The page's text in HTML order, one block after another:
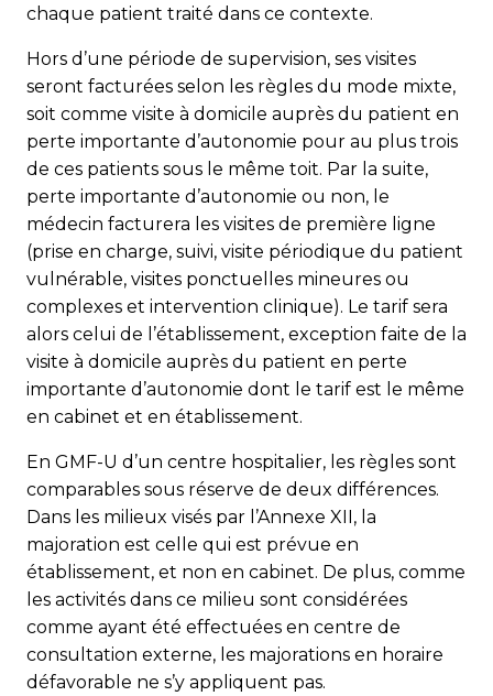
chaque patient traité dans ce contexte.
Hors d’une période de supervision, ses visites
seront facturées selon les règles du mode mixte,
soit comme visite à domicile auprès du patient en
perte importante d’autonomie pour au plus trois
de ces patients sous le même toit. Par la suite,
perte importante d’autonomie ou non, le
médecin facturera les visites de première ligne
(prise en charge, suivi, visite périodique du patient
vulnérable, visites ponctuelles mineures ou
complexes et intervention clinique). Le tarif sera
alors celui de l’établissement, exception faite de la
visite à domicile auprès du patient en perte
importante d’autonomie dont le tarif est le même
en cabinet et en établissement.
En GMF-U d’un centre hospitalier, les règles sont
comparables sous réserve de deux différences.
Dans les milieux visés par l’Annexe XII, la
majoration est celle qui est prévue en
établissement, et non en cabinet. De plus, comme
les activités dans ce milieu sont considérées
comme ayant été effectuées en centre de
consultation externe, les majorations en horaire
défavorable ne s’y appliquent pas.